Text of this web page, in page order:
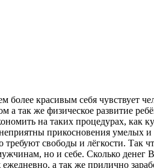
красивым себя чувствует
а так же физическое развитие
на таких процедурах, как
прикосновения умелых
требуют свободы и лёгкости. Так
но и себе. Сколько
а так же прилично